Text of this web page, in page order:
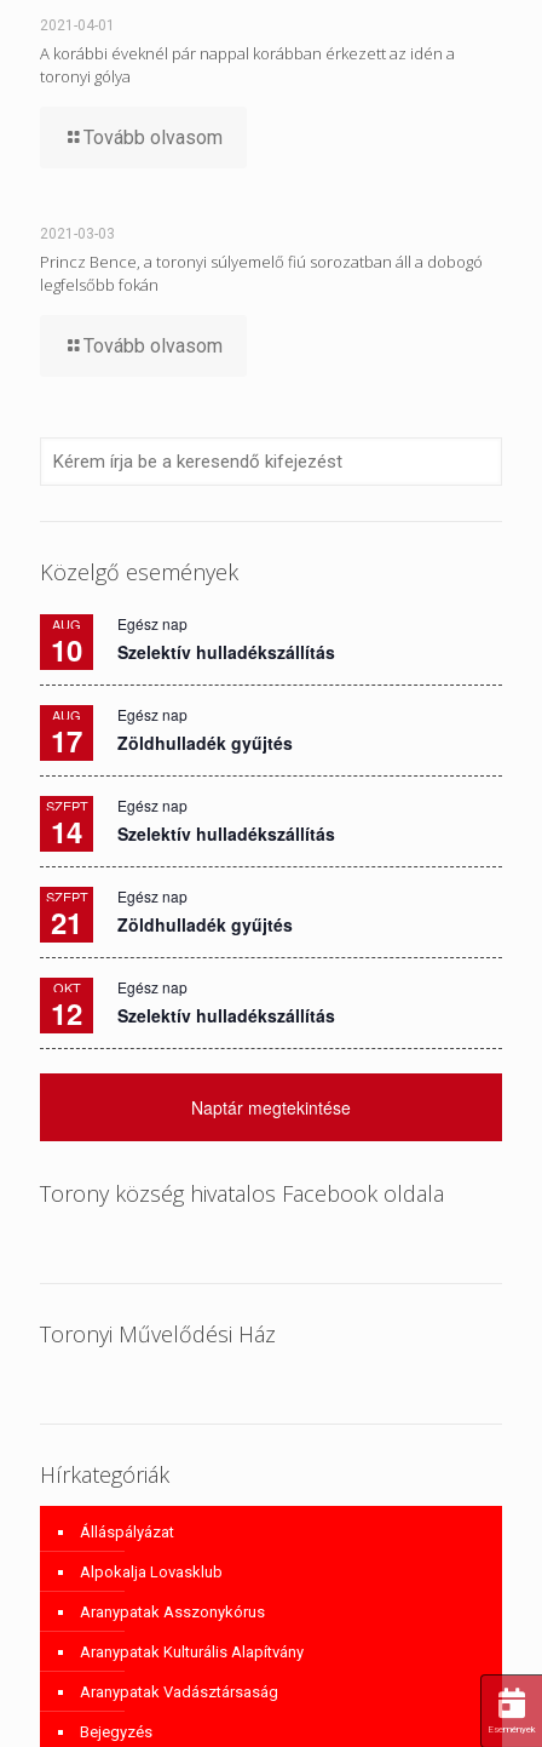
2021-04-01
A korábbi éveknél pár nappal korábban érkezett az idén a
toronyi gólya
Tovább olvasom
2021-03-03
Princz Bence, a toronyi súlyemelő fiú sorozatban áll a dobogó
legfelsőbb fokán
Tovább olvasom
Közelgő események
AUG
10
Egész nap
Szelektív hulladékszállítás
AUG
17
Egész nap
Zöldhulladék gyűjtés
SZEPT
14
Egész nap
Szelektív hulladékszállítás
SZEPT
21
Egész nap
Zöldhulladék gyűjtés
OKT
12
Egész nap
Szelektív hulladékszállítás
Naptár megtekintése
Torony község hivatalos Facebook oldala
Toronyi Művelődési Ház
Hírkategóriák
Álláspályázat
Alpokalja Lovasklub
Aranypatak Asszonykórus
Aranypatak Kulturális Alapítvány
Aranypatak Vadásztársaság
Bejegyzés Események